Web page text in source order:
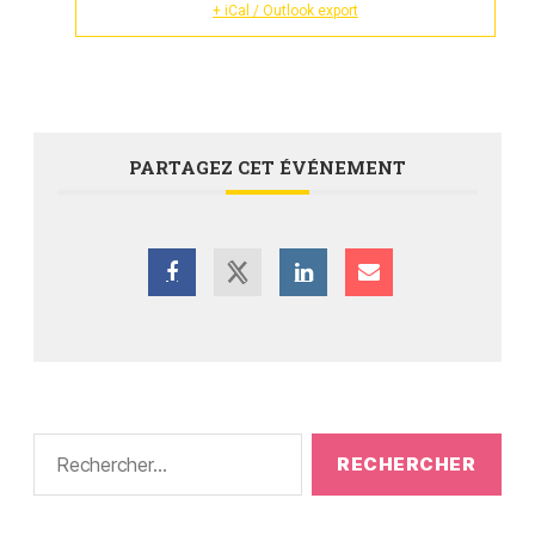
+ iCal / Outlook export
PARTAGEZ CET ÉVÉNEMENT